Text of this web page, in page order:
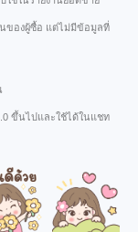
นของผู้ซื้อ แต่ไม่มีข้อมูลที่
ขึ้นไปและใช้ได้ในแชท